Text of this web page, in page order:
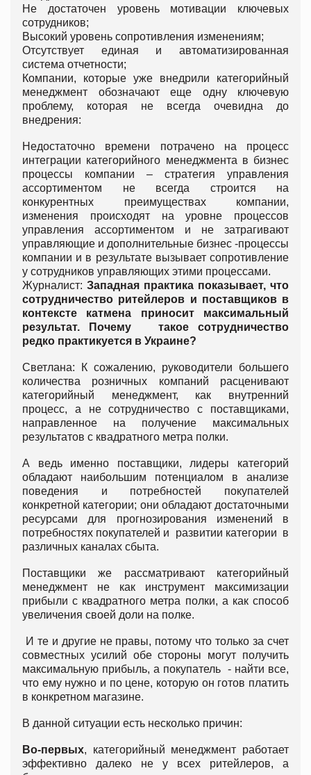
Не достаточен уровень мотивации ключевых
сотрудников;
Высокий уровень сопротивления изменениям;
Отсутствует единая и автоматизированная
система отчетности;
Компании, которые уже внедрили категорийный
менеджмент обозначают еще одну ключевую
проблему, которая не всегда очевидна до
внедрения:
Недостаточно времени потрачено на процесс
интеграции категорийного менеджмента в бизнес
процессы компании – стратегия управления
ассортиментом не всегда строится на
конкурентных преимуществах компании,
изменения происходят на уровне процессов
управления ассортиментом и не затрагивают
управляющие и дополнительные бизнес -процессы
компании и в результате вызывает сопротивление
у сотрудников управляющих этими процессами.
Журналист: Западная практика показывает, что
сотрудничество ритейлеров и поставщиков в
контексте катмена приносит максимальный
результат. Почему такое сотрудничество
редко практикуется в Украине?
Светлана: К сожалению, руководители большего
количества розничных компаний расценивают
категорийный менеджмент, как внутренний
процесс, а не сотрудничество с поставщиками,
направленное на получение максимальных
результатов с квадратного метра полки.
А ведь именно поставщики, лидеры категорий
обладают наибольшим потенциалом в анализе
поведения и потребностей покупателей
конкретной категории; они обладают достаточными
ресурсами для прогнозирования изменений в
потребностях покупателей и развитии категории в
различных каналах сбыта.
Поставщики же рассматривают категорийный
менеджмент не как инструмент максимизации
прибыли с квадратного метра полки, а как способ
увеличения своей доли на полке.
И те и другие не правы, потому что только за счет
совместных усилий обе стороны могут получить
максимальную прибыль, а покупатель - найти все,
что ему нужно и по цене, которую он готов платить
в конкретном магазине.
В данной ситуации есть несколько причин:
Во-первых, категорийный менеджмент работает
эффективно далеко не у всех ритейлеров, а